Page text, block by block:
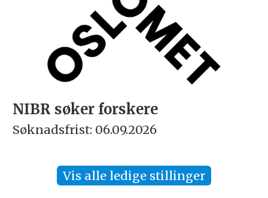
NIBR søker forskere
Søknadsfrist: 06.09.2026
Vis alle ledige stillinger